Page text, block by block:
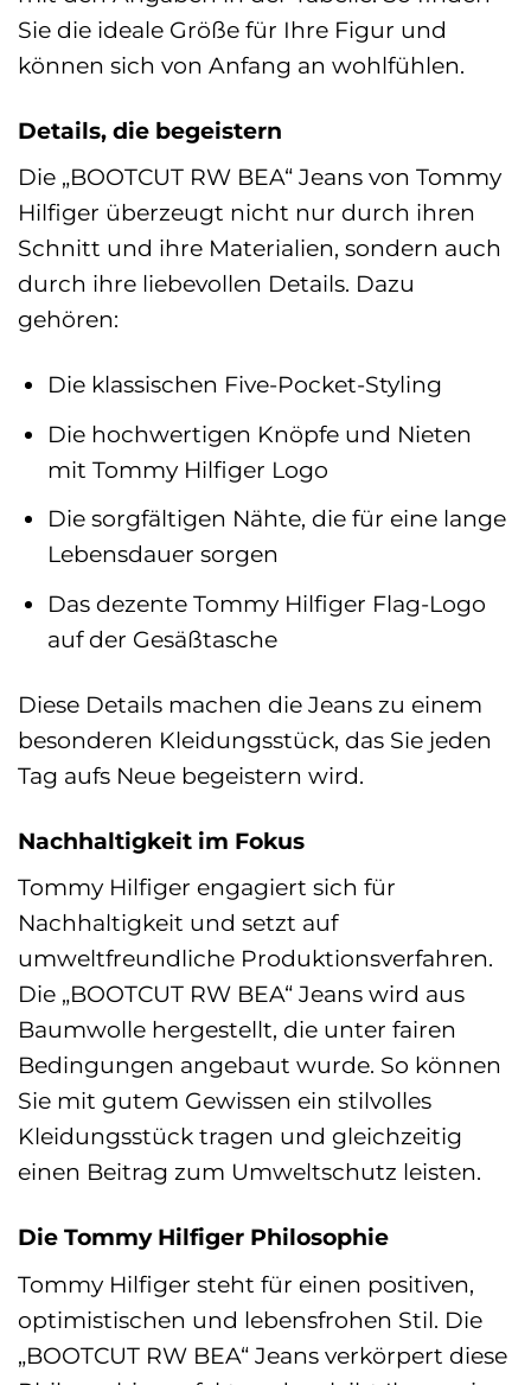
Sie die ideale Größe für Ihre Figur und
können sich von Anfang an wohlfühlen.
Details, die begeistern
Die „BOOTCUT RW BEA“ Jeans von Tommy
Hilfiger überzeugt nicht nur durch ihren
Schnitt und ihre Materialien, sondern auch
durch ihre liebevollen Details. Dazu
gehören:
Die klassischen Five-Pocket-Styling
Die hochwertigen Knöpfe und Nieten
mit Tommy Hilfiger Logo
Die sorgfältigen Nähte, die für eine lange
Lebensdauer sorgen
Das dezente Tommy Hilfiger Flag-Logo
auf der Gesäßtasche
Diese Details machen die Jeans zu einem
besonderen Kleidungsstück, das Sie jeden
Tag aufs Neue begeistern wird.
Nachhaltigkeit im Fokus
Tommy Hilfiger engagiert sich für
Nachhaltigkeit und setzt auf
umweltfreundliche Produktionsverfahren.
Die „BOOTCUT RW BEA“ Jeans wird aus
Baumwolle hergestellt, die unter fairen
Bedingungen angebaut wurde. So können
Sie mit gutem Gewissen ein stilvolles
Kleidungsstück tragen und gleichzeitig
einen Beitrag zum Umweltschutz leisten.
Die Tommy Hilfiger Philosophie
Tommy Hilfiger steht für einen positiven,
optimistischen und lebensfrohen Stil. Die
„BOOTCUT RW BEA“ Jeans verkörpert diese